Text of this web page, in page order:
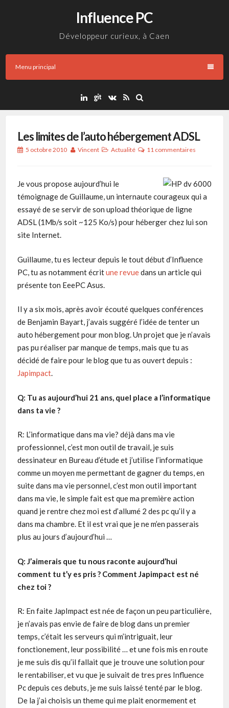
Influence PC
Développeur curieux, à Caen
Menu principal
Les limites de l’auto hébergement ADSL
5 octobre 2010 Vincent Actualité 11 commentaires
Je vous propose aujourd’hui le
témoignage de Guillaume, un internaute courageux qui a
essayé de se servir de son upload théorique de ligne
ADSL (1Mb/s soit ~125 Ko/s) pour héberger chez lui son
site Internet.
Guillaume, tu es lecteur depuis le tout début d’Influence
PC, tu as notamment écritune revuedans un article qui
présente ton EeePC Asus.
Il y a six mois, après avoir écouté quelques conférences
de Benjamin Bayart, j’avais suggéré l’idée de tenter un
auto hébergement pour mon blog. Un projet que je n’avais
pas pu réaliser par manque de temps, mais que tu as
décidé de faire pour le blog que tu as ouvert depuis :
Japimpact.
Q: Tu as aujourd’hui 21 ans, quel place a l’informatique
dans ta vie ?
R: L’informatique dans ma vie? déjà dans ma vie
professionnel, c’est mon outil de travail, je suis
dessinateur en Bureau d’étude et j’utilise l’informatique
comme un moyen me permettant de gagner du temps, en
suite dans ma vie personnel, c’est mon outil important
dans ma vie, le simple fait est que ma première action
quand je rentre chez moi est d’allumé 2 des pc qu’il y a
dans ma chambre. Et il est vrai que je ne m’en passerais
plus au jours d’aujourd’hui …
Q: J’aimerais que tu nous raconte aujourd’hui
comment tu t’y es pris ? Comment Japimpact est né
chez toi ?
R: En faite JapImpact est née de façon un peu particulière,
je n’avais pas envie de faire de blog dans un premier
temps, c’était les serveurs qui m’intriguait, leur
fonctionement, leur possibilité … et une fois mis en route
je me suis dis qu’il fallait que je trouve une solution pour
le rentabiliser, et vu que je suivait de tres pres Influence
Pc depuis ces debuts, je me suis laissé tenté par le blog.
De la j’ai choisis un theme qui me plait enormement et